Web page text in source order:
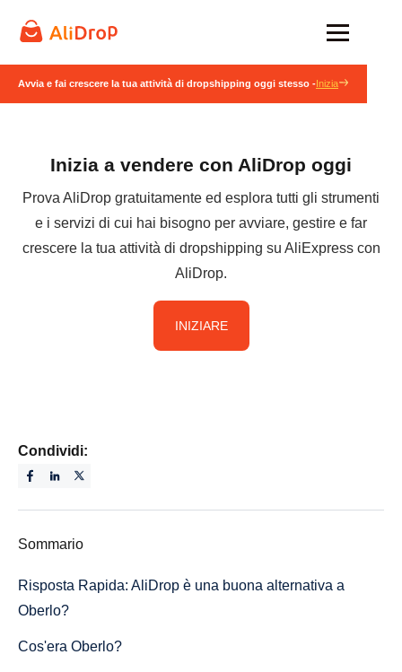
Avvia e fai crescere la tua attività di dropshipping oggi stesso -Inizia
Inizia a vendere con AliDrop oggi
Prova AliDrop gratuitamente ed esplora tutti gli strumenti
e i servizi di cui hai bisogno per avviare, gestire e far
crescere la tua attività di dropshipping su AliExpress con
AliDrop.
INIZIARE
Condividi:
Sommario
Risposta Rapida: AliDrop è una buona alternativa a
Oberlo?
Cos'era Oberlo?